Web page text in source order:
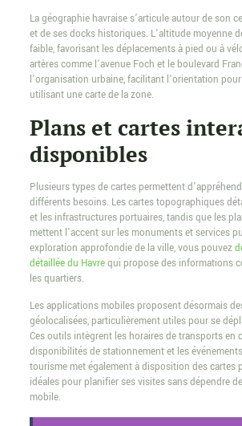
La géographie havraise s’articule autour de son
et de ses docks historiques. L’altitude moyenne
faible, favorisant les déplacements à pied ou à
artères comme l’avenue Foch et le boulevard
l’organisation urbaine, facilitant l’orientation
utilisant une carte de la zone.
Plans et cartes
disponibles
Plusieurs types de cartes permettent
différents besoins. Les cartes topographiques
et les infrastructures portuaires, tandis que les
mettent l’accent sur les monuments et services
exploration approfondie de la ville, vous pouvez
détaillée du Havrequi propose des informations
les quartiers.
Les applications mobiles proposent désormais
géolocalisées, particulièrement utiles pour se
Ces outils intègrent les horaires de transports en
disponibilités de stationnement et les
tourisme met également à disposition des cartes
idéales pour planifier ses visites sans dépendre
mobile.